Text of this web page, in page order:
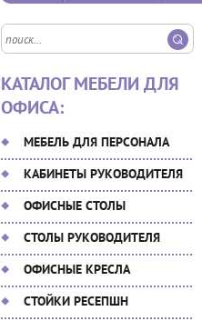
КАТАЛОГ МЕБЕЛИ ДЛЯ
ОФИСА:
МЕБЕЛЬ ДЛЯ ПЕРСОНАЛА
КАБИНЕТЫ РУКОВОДИТЕЛЯ
ОФИСНЫЕ СТОЛЫ
СТОЛЫ РУКОВОДИТЕЛЯ
ОФИСНЫЕ КРЕСЛА
СТОЙКИ РЕСЕПШН